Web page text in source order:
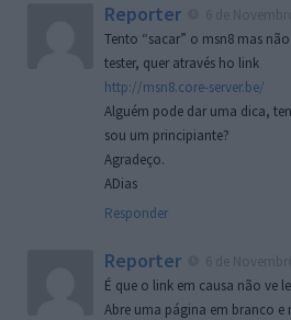
Reporter
Tento “sacar” o msn8 mas
tester, quer através ho link
http://msn8.core-server.be/
Alguém pode dar uma dica,
sou um principiante?
Agradeço.
ADias
Responder
Reporter
É que o link em causa não ve
Abre uma página em branco e